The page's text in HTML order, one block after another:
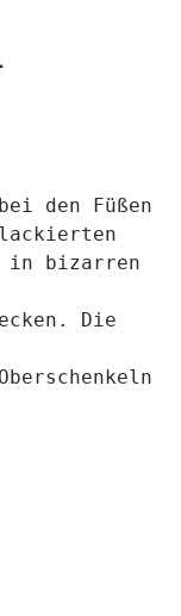
den Füßen
in bizarren
Die